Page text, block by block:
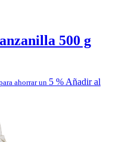
500 g
ahorrar un 5 % Añadir al